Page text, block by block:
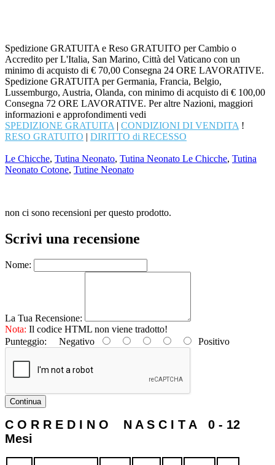
Spedizione GRATUITA e Reso GRATUITO per Cambio o
Accredito per L'Italia, San Marino, Città del Vaticano con un
minimo di acquisto di € 70,00 Consegna 24 ORE LAVORATIVE.
Spedizione GRATUITA per Germania, Francia, Belgio,
Lussemburgo, Austria, Olanda, con minimo di acquisto di € 100,00
Consegna 72 ORE LAVORATIVE. Per altre Nazioni, maggiori
informazioni e approfondimenti vedi
SPEDIZIONE GRATUITA | CONDIZIONI DI VENDITA !
RESO GRATUITO | DIRITTO di RECESSO
Le Chicche, Tutina Neonato, Tutina Neonato Le Chicche, Tutina
Neonato Cotone, Tutine Neonato
non ci sono recensioni per questo prodotto.
Scrivi una recensione
Nome:
La Tua Recensione:
Nota: Il codice HTML non viene tradotto!
Punteggio: Negativo Positivo
Continua
C O R R E D I N O N A S C I T A 0 - 12
Mesi